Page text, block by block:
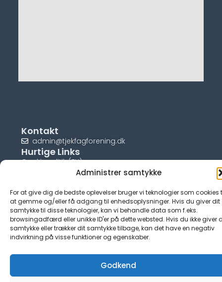
Administrer samtykke
For at give dig de bedste oplevelser bruger vi teknologier som cookies
at gemme og/eller få adgang til enhedsoplysninger. Hvis du giver dit
samtykke til disse teknologier, kan vi behandle data som f.eks.
browsingadfærd eller unikke ID'er på dette websted. Hvis du ikke giver
samtykke eller trækker dit samtykke tilbage, kan det have en negativ
indvirkning på visse funktioner og egenskaber.
Godkend
Kontakt
admin@tjekfagforening.dk
Hurtige Links
Cookiepolitik (EU)
© tjek-fagforening.dk